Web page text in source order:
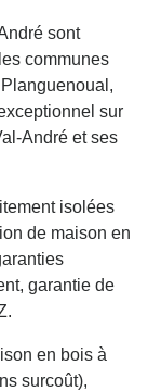
sont
communes
sur
André et ses
isolées
de maison en
garantie de
en bois à
surcoût),